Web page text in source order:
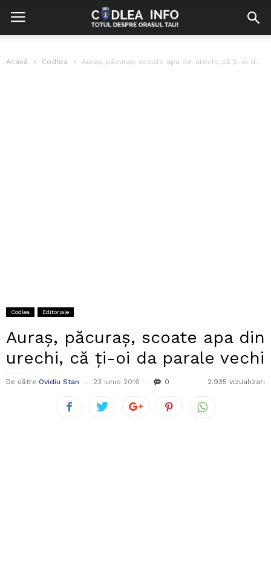
Acasă Codlea Auraș, păcuraș, scoate apa din urechi, că ți-oi da parale vechi
Codlea Editoriale
Auraș, păcuraș, scoate apa din
urechi, că ți-oi da parale vechi
De către Ovidiu Stan 23 iunie 2016 0 2.935 vizualizari